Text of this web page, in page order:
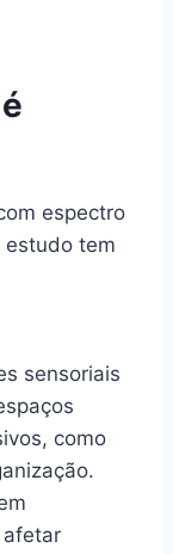
espectro
tem
sensoriais
como
afetar